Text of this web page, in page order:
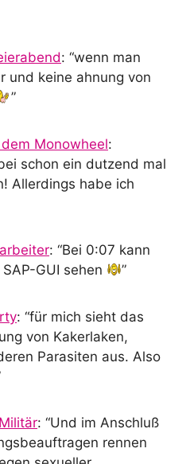
: “wenn man
und keine ahnung von
”
Monowheel:
schon ein dutzend mal
Allerdings habe ich
: “Bei 0:07 kann
GUI sehen
”
: “für mich sieht das
von Kakerlaken,
Parasiten aus. Also
: “Und im Anschluß
rennen